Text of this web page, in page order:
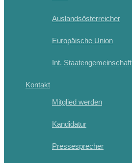
Auslandsösterreicher
Europäische Union
Int. Staatengemeinschaft
Kontakt
Mitglied werden
Kandidatur
Pressesprecher